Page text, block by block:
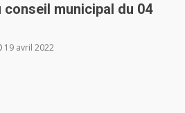
conseil municipal du 04
19 avril 2022